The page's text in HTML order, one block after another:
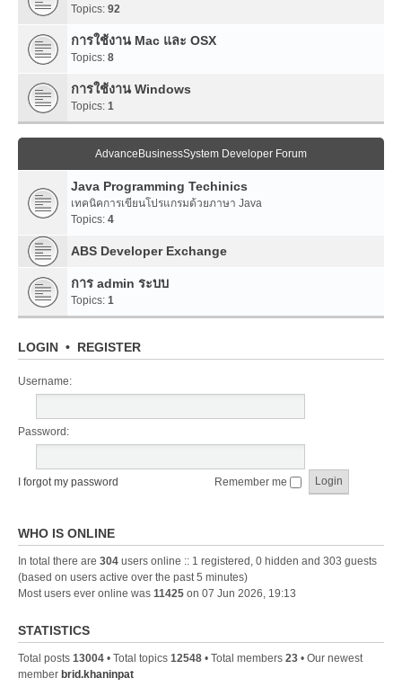
Topics: 92
การใช้งาน Mac และ OSX
Topics: 8
การใช้งาน Windows
Topics: 1
AdvanceBusinessSystem Developer Forum
Java Programming Techinics
เทคนิคการเขียนโปรแกรมด้วยภาษา Java
Topics: 4
ABS Developer Exchange
การ admin ระบบ
Topics: 1
LOGIN • REGISTER
Username:
Password:
I forgot my password Remember me
WHO IS ONLINE
In total there are 304 users online :: 1 registered, 0 hidden and 303 guests
(based on users active over the past 5 minutes)
Most users ever online was 11425 on 07 Jun 2026, 19:13
STATISTICS
Total posts 13004 • Total topics 12548 • Total members 23 • Our newest
member brid.khaninpat